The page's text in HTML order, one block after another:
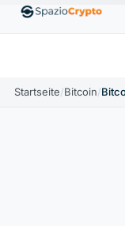
EthereumETH1.880,58 $
Startseite/Bitcoin/